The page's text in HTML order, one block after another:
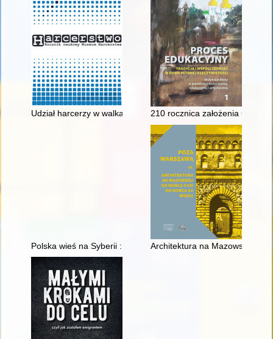
Udział harcerzy w walkach o niepodległość Rzeczypospolitej
210 rocznica założenia
Polska wieś na Syberii : Wierszyna w świetle historii mówionej
Architektura na Mazowszu od